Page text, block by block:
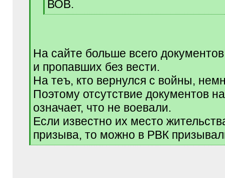
ВОВ.
[
На сайте больше всего
и пропавших без вести.
На теъ, кто вернулся с войны,
Поэтому отсутствие документов
означает, что не воевали.
Если известно их место
призыва, то можно в РВК
[